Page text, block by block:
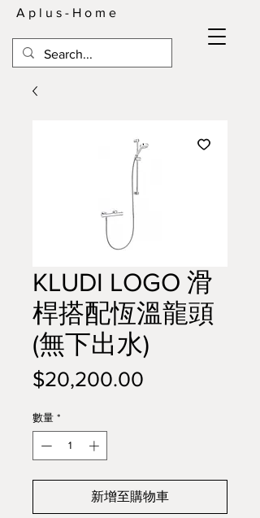
A p l u s - H o m e
KLUDI LOGO 滑
桿搭配恆溫龍頭
(無下出水)
$20,200.00
數量 *
新增至購物車